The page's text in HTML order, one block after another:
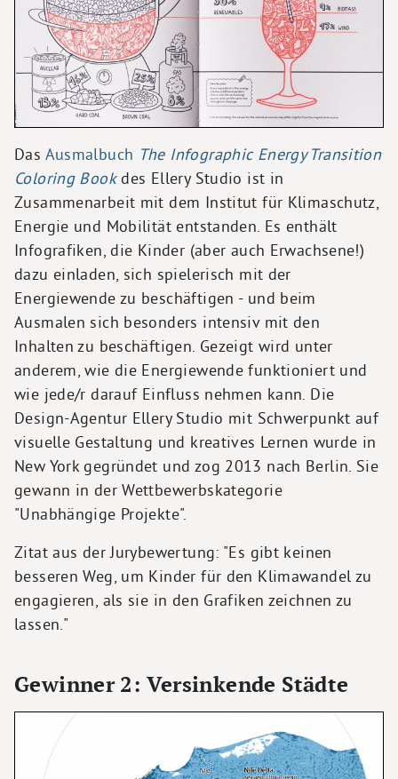
Das Ausmalbuch The Infographic Energy Transition
Coloring Bookdes Ellery Studio ist in
Zusammenarbeit mit dem Institut für Klimaschutz,
Energie und Mobilität entstanden. Es enthält
Infografiken, die Kinder (aber auch Erwachsene!)
dazu einladen, sich spielerisch mit der
Energiewende zu beschäftigen - und beim
Ausmalen sich besonders intensiv mit den
Inhalten zu beschäftigen. Gezeigt wird unter
anderem, wie die Energiewende funktioniert und
wie jede/r darauf Einfluss nehmen kann. Die
Design-Agentur Ellery Studio mit Schwerpunkt auf
visuelle Gestaltung und kreatives Lernen wurde in
New York gegründet und zog 2013 nach Berlin. Sie
gewann in der Wettbewerbskategorie
"Unabhängige Projekte".
Zitat aus der Jurybewertung: "Es gibt keinen
besseren Weg, um Kinder für den Klimawandel zu
engagieren, als sie in den Grafiken zeichnen zu
lassen."
Gewinner 2: Versinkende Städte